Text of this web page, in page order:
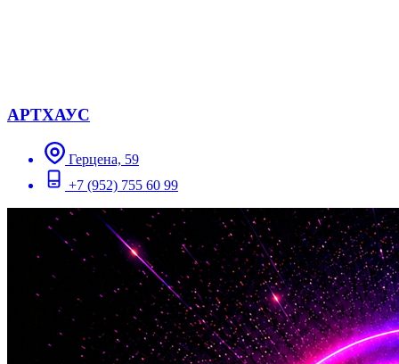
АРТХАУС
Герцена, 59
+7 (952) 755 60 99